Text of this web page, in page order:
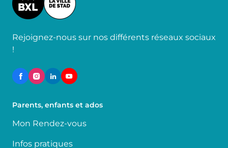
Rejoignez-nous sur nos différents réseaux sociaux
!
Parents, enfants et ados
Mon Rendez-vous
Infos pratiques